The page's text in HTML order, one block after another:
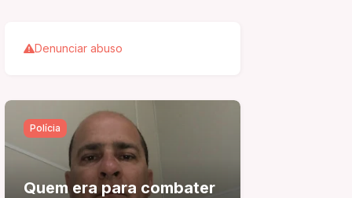
Denunciar abuso
Polícia
Quem era para combater